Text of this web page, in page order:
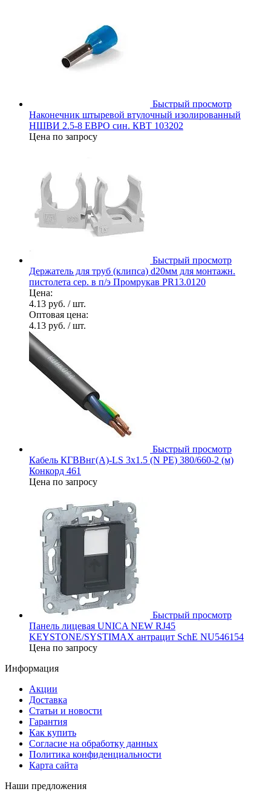
Быстрый просмотр
Наконечник штыревой втулочный изолированный
НШВИ 2.5-8 ЕВРО син. КВТ 103202
Цена по запросу
Быстрый просмотр
Держатель для труб (клипса) d20мм для монтажн.
пистолета сер. в п/э Промрукав PR13.0120
Цена:
4.13 руб. / шт.
Оптовая цена:
4.13 руб. / шт.
Быстрый просмотр
Кабель КГВВнг(А)-LS 3х1.5 (N PE) 380/660-2 (м)
Конкорд 461
Цена по запросу
Быстрый просмотр
Панель лицевая UNICA NEW RJ45
KEYSTONE/SYSTIMAX антрацит SchE NU546154
Цена по запросу
Информация
Акции
Доставка
Статьи и новости
Гарантия
Как купить
Согласие на обработку данных
Политика конфиденциальности
Карта сайта
Наши предложения